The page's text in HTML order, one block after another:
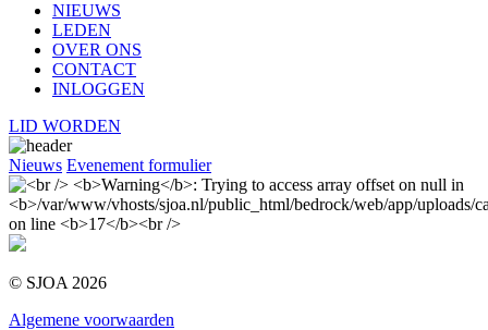
NIEUWS
LEDEN
OVER ONS
CONTACT
INLOGGEN
LID WORDEN
Nieuws Evenement formulier
© SJOA 2026
Algemene voorwaarden